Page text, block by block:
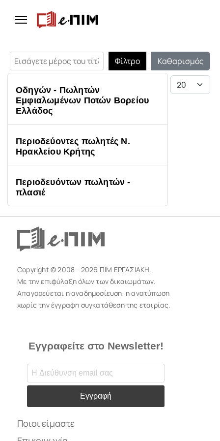
Εισάγετε μέρος του τίτλου.
Φίλτρο
Καθαρισμός
Εμφάνιση #
Οδηγών - Πωλητών
Εμφιαλωμένων Ποτών Βορείου
Ελλάδος
Περιοδεύοντες πωλητές Ν.
Ηρακλείου Κρήτης
Περιοδευόντων πωλητών -
πλασιέ
Copyright © 2008 - 2026 ΠΙΜ ΕΡΓΑΣΙΑΚΗ.
Με την επιφύλαξη όλων των δικαιωμάτων.
Απαγορεύεται η αναδημοσίευση, η ανατύπωση
χωρίς την έγγραφη συγκατάθεση της εταιρίας.
Εγγραφείτε στο Newsletter!
Εγγραφή
Ποιοι είμαστε